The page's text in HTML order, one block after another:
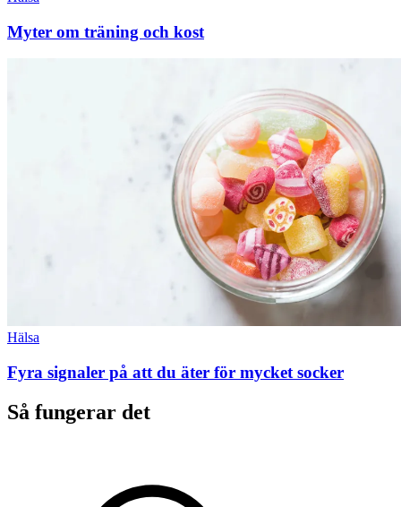
Myter om träning och kost
Hälsa
Fyra signaler på att du äter för mycket socker
Så fungerar det